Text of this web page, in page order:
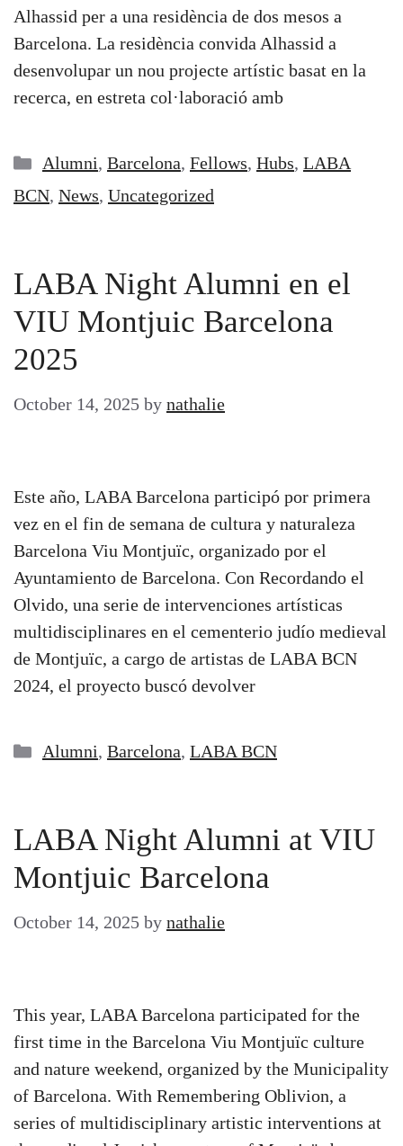
Alhassid per a una residència de dos mesos a
Barcelona. La residència convida Alhassid a
desenvolupar un nou projecte artístic basat en la
recerca, en estreta col·laboració amb
Categories
Alumni, Barcelona, Fellows, Hubs, LABA
BCN, News, Uncategorized
LABA Night Alumni en el
VIU Montjuic Barcelona
2025
October 14, 2025 by nathalie
Este año, LABA Barcelona participó por primera
vez en el fin de semana de cultura y naturaleza
Barcelona Viu Montjuïc, organizado por el
Ayuntamiento de Barcelona. Con Recordando el
Olvido, una serie de intervenciones artísticas
multidisciplinares en el cementerio judío medieval
de Montjuïc, a cargo de artistas de LABA BCN
2024, el proyecto buscó devolver
Categories
Alumni, Barcelona, LABA BCN
LABA Night Alumni at VIU
Montjuic Barcelona
October 14, 2025 by nathalie
This year, LABA Barcelona participated for the
first time in the Barcelona Viu Montjuïc culture
and nature weekend, organized by the Municipality
of Barcelona. With Remembering Oblivion, a
series of multidisciplinary artistic interventions at